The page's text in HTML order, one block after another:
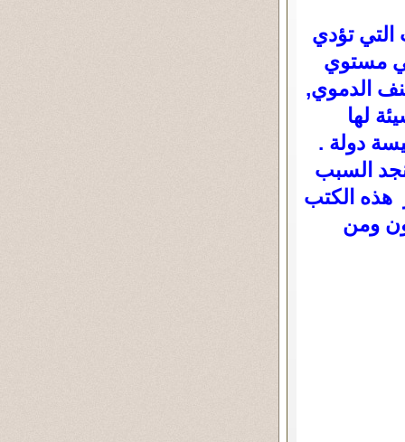
التي تؤدي
مستوي
الدموي‏,‏
لها
دولة .
السبب
هذه الكتب
ومن